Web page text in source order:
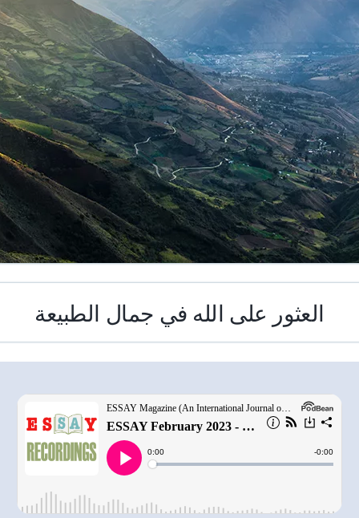
العثور على الله في جمال الطبيعة